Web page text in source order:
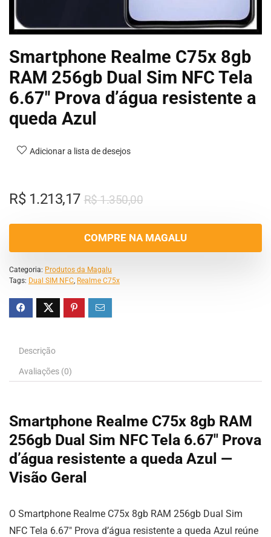
Smartphone Realme C75x 8gb
RAM 256gb Dual Sim NFC Tela
6.67″ Prova d’água resistente a
queda Azul
Adicionar a lista de desejos
R$1.350,00
R$1.213,17
COMPRE NA MAGALU
Categoria: Produtos da Magalu
Tags: Dual SIM NFC, Realme C75x
Descrição
Avaliações (0)
Smartphone Realme C75x 8gb RAM
256gb Dual Sim NFC Tela 6.67″ Prova
d’água resistente a queda Azul —
Visão Geral
O Smartphone Realme C75x 8gb RAM 256gb Dual Sim
NFC Tela 6.67″ Prova d’água resistente a queda Azul reúne